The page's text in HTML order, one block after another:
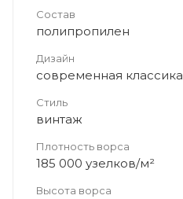
Состав
полипропилен
Дизайн
современная классика
Стиль
винтаж
Плотность ворса
185 000 узелков/м²
Высота ворса